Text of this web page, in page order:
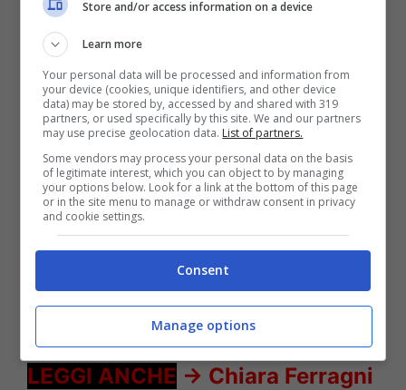
Il Paradiso delle Signore Gemma e Stefania – Solonotizie24
LEGGI ANCHE->Natale infelice
per Romina Power, i fan della
cantante messi in allarme
LEGGI ANCHE -> Chiara Ferragni
Store and/or access information on a device
Learn more
Your personal data will be processed and information from
your device (cookies, unique identifiers, and other device
data) may be stored by, accessed by and shared with 319
partners, or used specifically by this site. We and our partners
may use precise geolocation data. List of partners.
Some vendors may process your personal data on the basis
of legitimate interest, which you can object to by managing
your options below. Look for a link at the bottom of this page
or in the site menu to manage or withdraw consent in privacy
and cookie settings.
Consent
Manage options